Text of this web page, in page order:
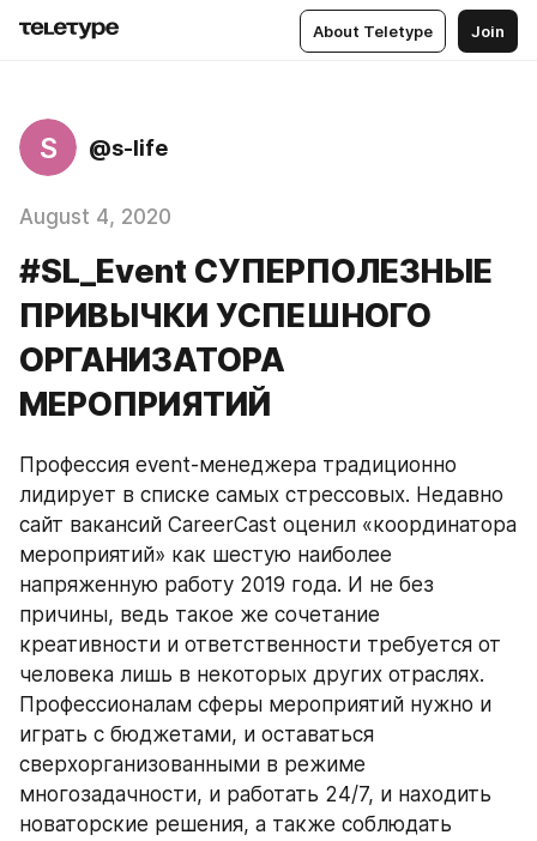
About Teletype Join
S @s-life
August 4, 2020
#SL_Event СУПЕРПОЛЕЗНЫЕ
ПРИВЫЧКИ УСПЕШНОГО
ОРГАНИЗАТОРА
МЕРОПРИЯТИЙ
Профессия event-менеджера традиционно
лидирует в списке самых стрессовых. Недавно
сайт вакансий CareerCast оценил «координатора
мероприятий» как шестую наиболее
напряженную работу 2019 года. И не без
причины, ведь такое же сочетание
креативности и ответственности требуется от
человека лишь в некоторых других отраслях.
Профессионалам сферы мероприятий нужно и
играть с бюджетами, и оставаться
сверхорганизованными в режиме
многозадачности, и работать 24/7, и находить
новаторские решения, а также соблюдать